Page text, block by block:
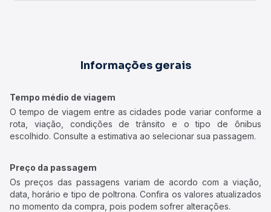
Informações gerais
Tempo médio de viagem
O tempo de viagem entre as cidades pode variar conforme a
rota, viação, condições de trânsito e o tipo de ônibus
escolhido. Consulte a estimativa ao selecionar sua passagem.
Preço da passagem
Os preços das passagens variam de acordo com a viação,
data, horário e tipo de poltrona. Confira os valores atualizados
no momento da compra, pois podem sofrer alterações.